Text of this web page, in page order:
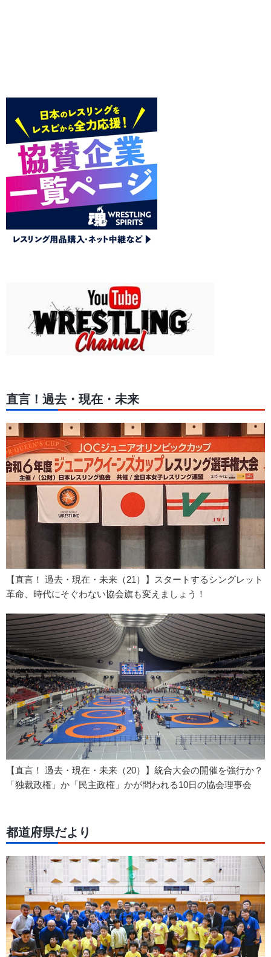
直言！過去・現在・未来
【直言！ 過去・現在・未来（21）】スタートするシングレット
革命、時代にそぐわない協会旗も変えましょう！
【直言！ 過去・現在・未来（20）】統合大会の開催を強行か？
「独裁政権」か「民主政権」かが問われる10日の協会理事会
都道府県だより